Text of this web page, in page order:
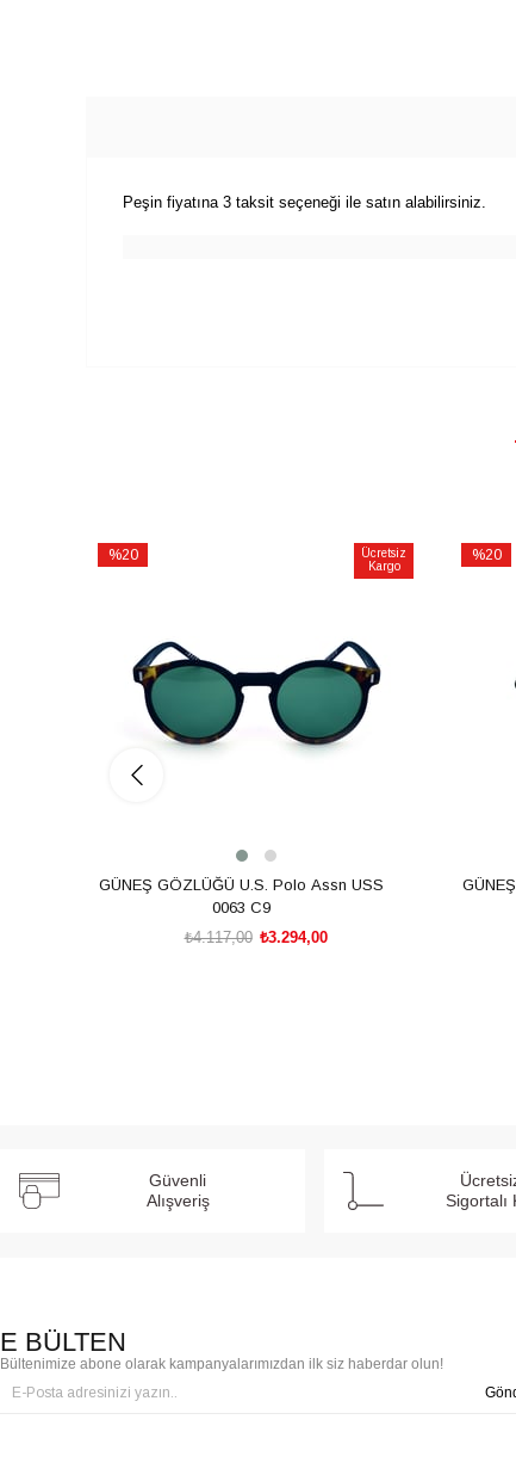
Peşin fiyatına 3 taksit seçeneği ile satın alabilirsiniz.
%20
Ücretsiz
Kargo
GÜNEŞ GÖZLÜĞÜ U.S. Polo Assn USS
0063 C9
₺3.294,00
₺4.117,00
%20
Güvenli
Alışveriş
Sigortalı
E BÜLTEN
Bültenimize abone olarak kampanyalarımızdan ilk siz haberdar olun!